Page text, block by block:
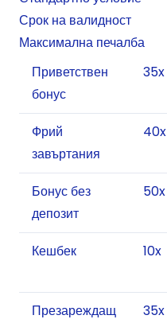
Срок на валидност
Максимална печалба
Приветствен
бонус
35x
Фрий
завъртания
40x
Бонус без
депозит
50x
Кешбек 10x
Презареждащ
35x